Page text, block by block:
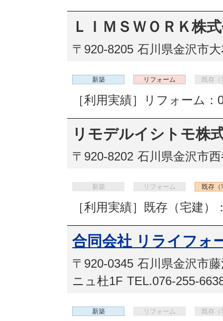
ＬＩＭＳＷＯＲＫ株
〒920-8205 石川県金沢市
新築 リフォーム 既存（
［利用実績］リフォーム：
リモデルイシトモ株
〒920-8202 石川県金沢市
新築 リフォーム 既存（
［利用実績］既存（宅建）
合同会社 リライフォ
〒920-0345 石川県金沢市
ニュ杜1F TEL.076-255-
新築 リフォーム 既存（